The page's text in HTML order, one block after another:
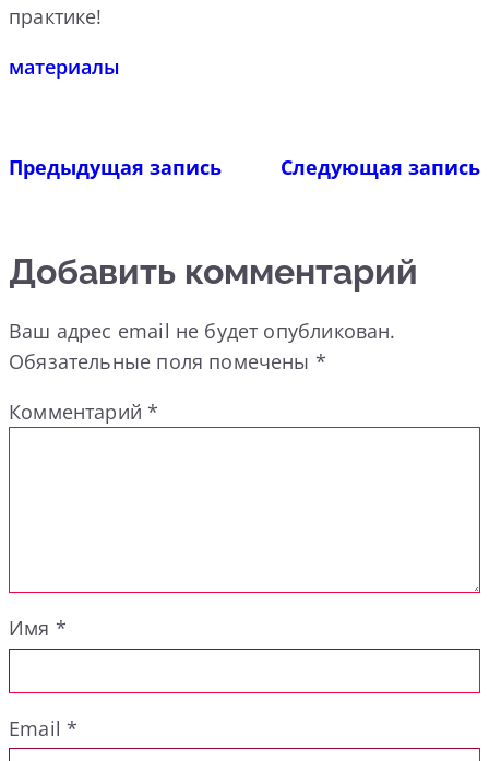
практике!
материалы
Предыдущая запись Следующая запись
Добавить комментарий
Ваш адрес email не будет опубликован.
Обязательные поля помечены *
Комментарий*
Имя *
Email*